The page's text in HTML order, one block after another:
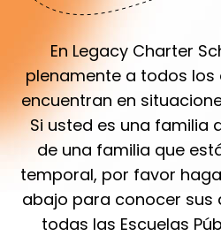
En Legacy Charter
plenamente a todos los
encuentran en
Si usted es una familia
de una familia que
temporal, por favor
abajo para conocer sus
todas las Escuelas